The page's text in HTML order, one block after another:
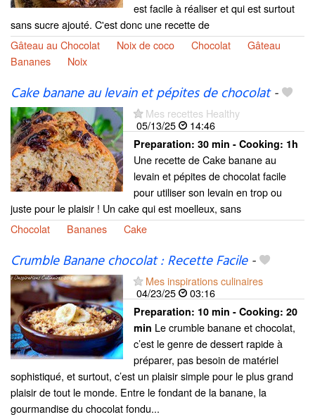
est facile à réaliser et qui est surtout
sans sucre ajouté. C'est donc une recette de
Gâteau au Chocolat
Noix de coco Chocolat
Gâteau
Bananes
Noix
Cake banane au levain et pépites de chocolat-
Mes recettes Healthy
05/13/25
14:46
Preparation: 30 min - Cooking: 1h
Une recette de Cake banane au
levain et pépites de chocolat facile
pour utiliser son levain en trop ou
juste pour le plaisir ! Un cake qui est moelleux, sans
Chocolat
Bananes Cake
Crumble Banane chocolat : Recette Facile-
Mes inspirations culinaires
04/23/25
03:16
Preparation: 10 min - Cooking: 20
min Le crumble banane et chocolat,
c’est le genre de dessert rapide à
préparer, pas besoin de matériel
sophistiqué, et surtout, c’est un plaisir simple pour le plus grand
plaisir de tout le monde. Entre le fondant de la banane, la
gourmandise du chocolat fondu...